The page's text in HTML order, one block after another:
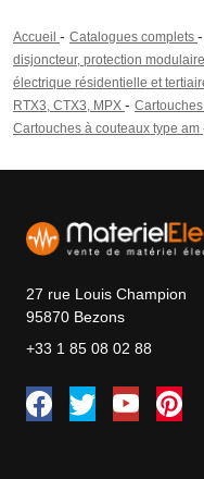
Accueil - Catalogues complets -
disjoncteur, protection modulaire
électrique résidentielle et
RTX3, CTX3, MPX -
Cartouches à couteaux type am
27 rue Louis Champion
95870 Bezons
+33 1 85 08 02 88